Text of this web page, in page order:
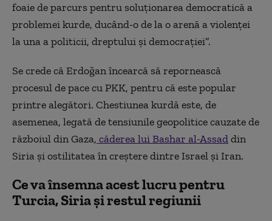
foaie de parcurs pentru soluționarea democratică a
problemei kurde, ducând-o de la o arenăa violenței
la una a politicii, dreptului și democrației”.
Se crede că Erdoğan încearcă să repornească
procesul de pace cu PKK, pentru căeste popular
printre alegători. Chestiunea kurdă este, de
asemenea, legată de tensiunile geopolitice cauzate de
războiul din Gaza, căderea lui Bashar al-Assaddin
Siria și ostilitatea în creșteredintre Israel și Iran.
Ce va însemna acest lucru pentru
Turcia, Siria și restul regiunii